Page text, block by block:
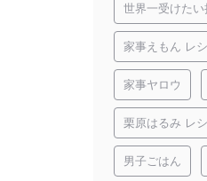
世界一受けたい
家事えもん レ
家事ヤロウ
栗原はるみ レ
男子ごはん